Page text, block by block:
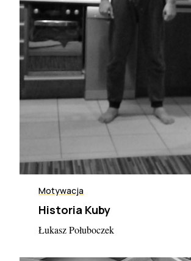
Motywacja
Historia Kuby
Łukasz Połuboczek